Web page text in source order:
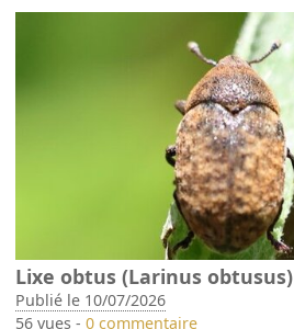
Lixe obtus (Larinus obtusus)
Publié le 10/07/2026
56 vues -0 commentaire